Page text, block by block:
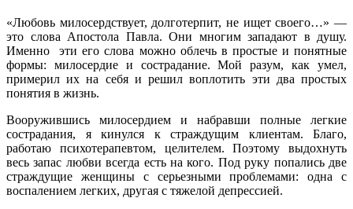
«Любовь милосердствует, долготерпит, не ищет своего…» —
это слова Апостола Павла. Они многим западают в душу.
Именно эти его слова можно облечь в простые и понятные
формы: милосердие и сострадание. Мой разум, как умел,
примерил их на себя и решил воплотить эти два простых
понятия в жизнь.
Вооружившись милосердием и набравши полные легкие
сострадания, я кинулся к страждущим клиентам. Благо,
работаю психотерапевтом, целителем. Поэтому выдохнуть
весь запас любви всегда есть на кого. Под руку попались две
страждущие женщины с серьезными проблемами: одна с
воспалением легких, другая с тяжелой депрессией.